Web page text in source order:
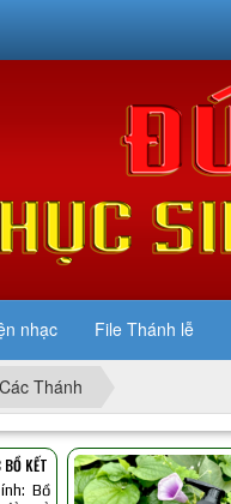
nhạc File Thánh lễ
Các Thánh